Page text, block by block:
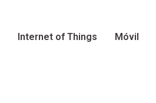
Internet of Things Móvil